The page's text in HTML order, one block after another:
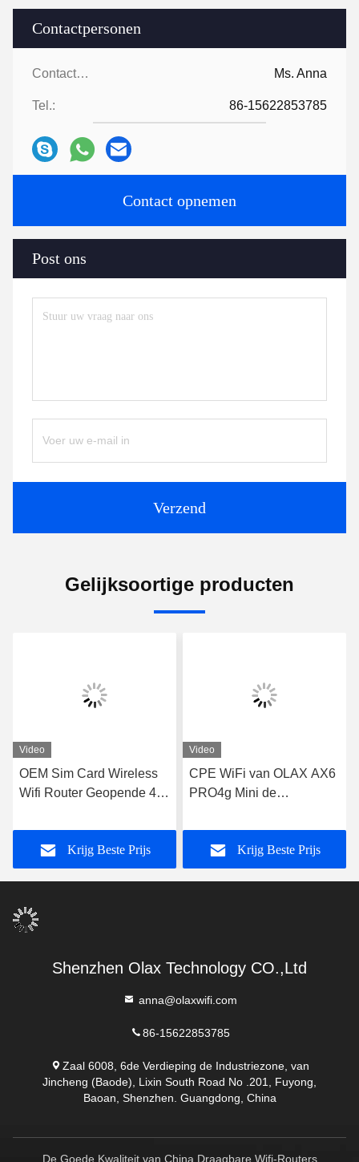
Contactpersonen
Contactpersonen: Ms. Anna
Tel.: 86-15622853785
Contact opnemen
Post ons
Verzend
Gelijksoortige producten
Video
OEM Sim Card Wireless
Wifi Router Geopende 4G
AX6 PRO
Krijg Beste Prijs
Video
CPE WiFi van OLAX AX6
PRO4g Mini de
van de Router4000mah
Batterij
Krijg Beste Prijs
Shenzhen Olax Technology CO.,Ltd
anna@olaxwifi.com
86-15622853785
Zaal 6008, 6de Verdieping de Industriezone, van
Jincheng (Baode), Lixin South Road No .201, Fuyong,
Baoan, Shenzhen. Guangdong, China
De Goede Kwaliteit van China Draagbare Wifi-Routers